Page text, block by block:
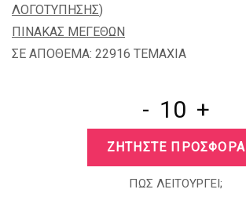
ΛΟΓΟΤΥΠΗΣΗΣ)
ΠΙΝΑΚΑΣ ΜΕΓΕΘΩΝ
ΣΕ ΑΠΟΘΕΜΑ: 22916 TEMAXIA
- +
ΖΗΤΗΣΤΕ ΠΡΟΣΦΟΡΑ
ΠΩΣ ΛΕΙΤΟΥΡΓΕΙ;